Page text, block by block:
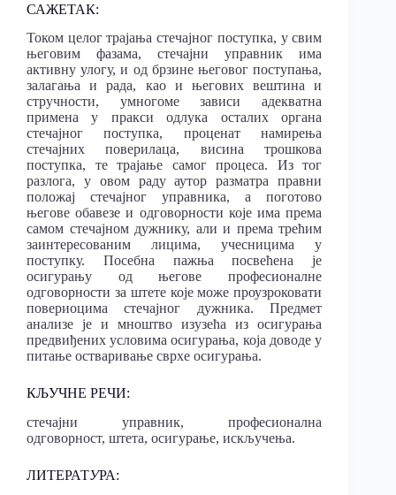
САЖЕТАК:
Током целог трајања стечајног поступка, у свим
његовим фазама, стечајни управник има
активну улогу, и од брзине његовог поступања,
залагања и рада, као и његових вештина и
стручности, умногоме зависи адекватна
примена у пракси одлука осталих органа
стечајног поступка, проценат намирења
стечајних поверилаца, висина трошкова
поступка, те трајање самог процеса. Из тог
разлога, у овом раду аутор разматра правни
положај стечајног управника, а поготово
његове обавезе и одговорности које има према
самом стечајном дужнику, али и према трећим
заинтересованим лицима, учесницима у
поступку. Посебна пажња посвећена је
осигурању од његове професионалне
одговорности за штете које може проузроковати
повериоцима стечајног дужника. Предмет
анализе је и мноштво изузећа из осигурања
предвиђених условима осигурања, која доводе у
питање остваривање сврхе осигурања.
КЉУЧНЕ РЕЧИ:
стечајни управник, професионална
одговорност, штета, осигурање, искључења.
ЛИТЕРАТУРА: